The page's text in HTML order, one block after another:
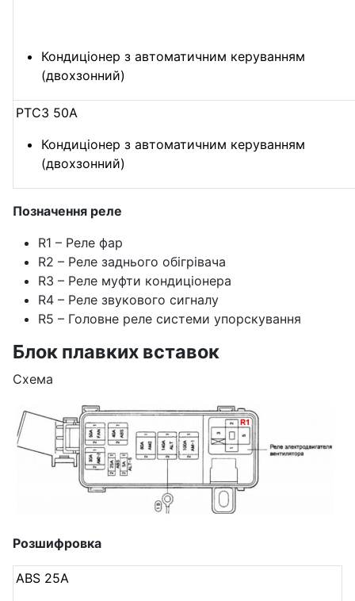
Кондиціонер з автоматичним керуванням
(двохзонний)
PTC3 50А
Кондиціонер з автоматичним керуванням
(двохзонний)
Позначення реле
R1 – Реле фар
R2 – Реле заднього обігрівача
R3 – Реле муфти кондиціонера
R4 – Реле звукового сигналу
R5 – Головне реле системи упорскування
Блок плавких вставок
Схема
Розшифровка
ABS 25А